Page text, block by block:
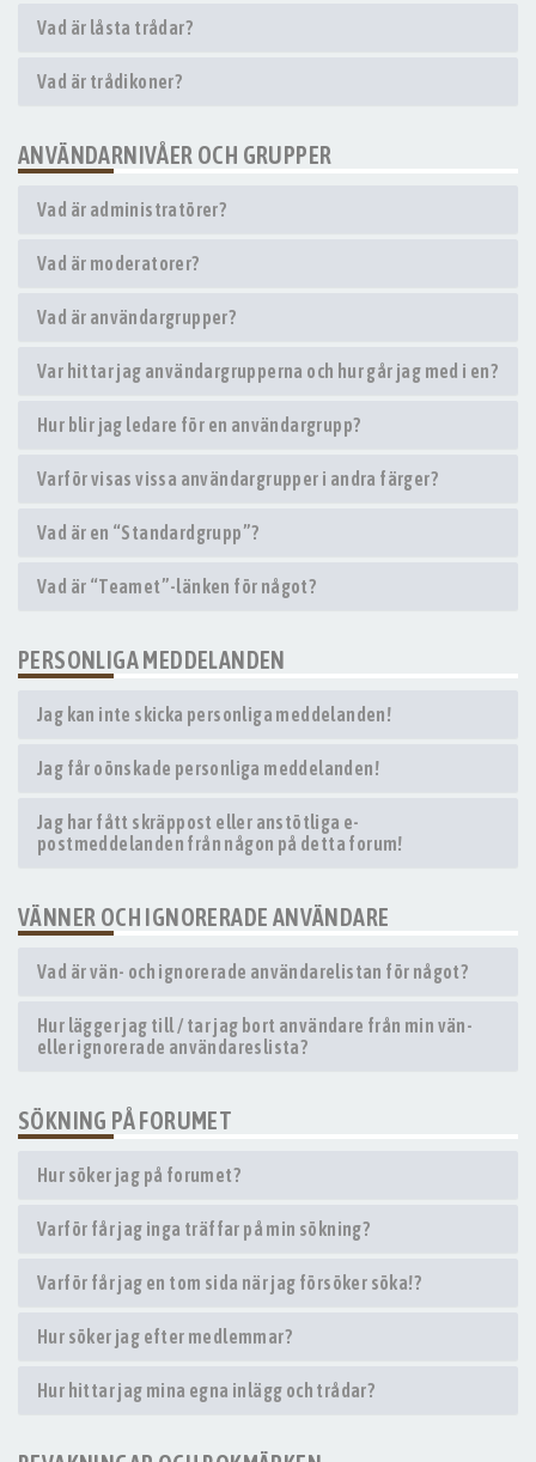
Vad är låsta trådar?
Vad är trådikoner?
ANVÄNDARNIVÅER OCH GRUPPER
Vad är administratörer?
Vad är moderatorer?
Vad är användargrupper?
Var hittar jag användargrupperna och hur går jag med i en?
Hur blir jag ledare för en användargrupp?
Varför visas vissa användargrupper i andra färger?
Vad är en “Standardgrupp”?
Vad är “Teamet”-länken för något?
PERSONLIGA MEDDELANDEN
Jag kan inte skicka personliga meddelanden!
Jag får oönskade personliga meddelanden!
Jag har fått skräppost eller anstötliga e-
postmeddelanden från någon på detta forum!
VÄNNER OCH IGNORERADE ANVÄNDARE
Vad är vän- och ignorerade användarelistan för något?
Hur lägger jag till / tar jag bort användare från min vän-
eller ignorerade användareslista?
SÖKNING PÅ FORUMET
Hur söker jag på forumet?
Varför får jag inga träffar på min sökning?
Varför får jag en tom sida när jag försöker söka!?
Hur söker jag efter medlemmar?
Hur hittar jag mina egna inlägg och trådar?